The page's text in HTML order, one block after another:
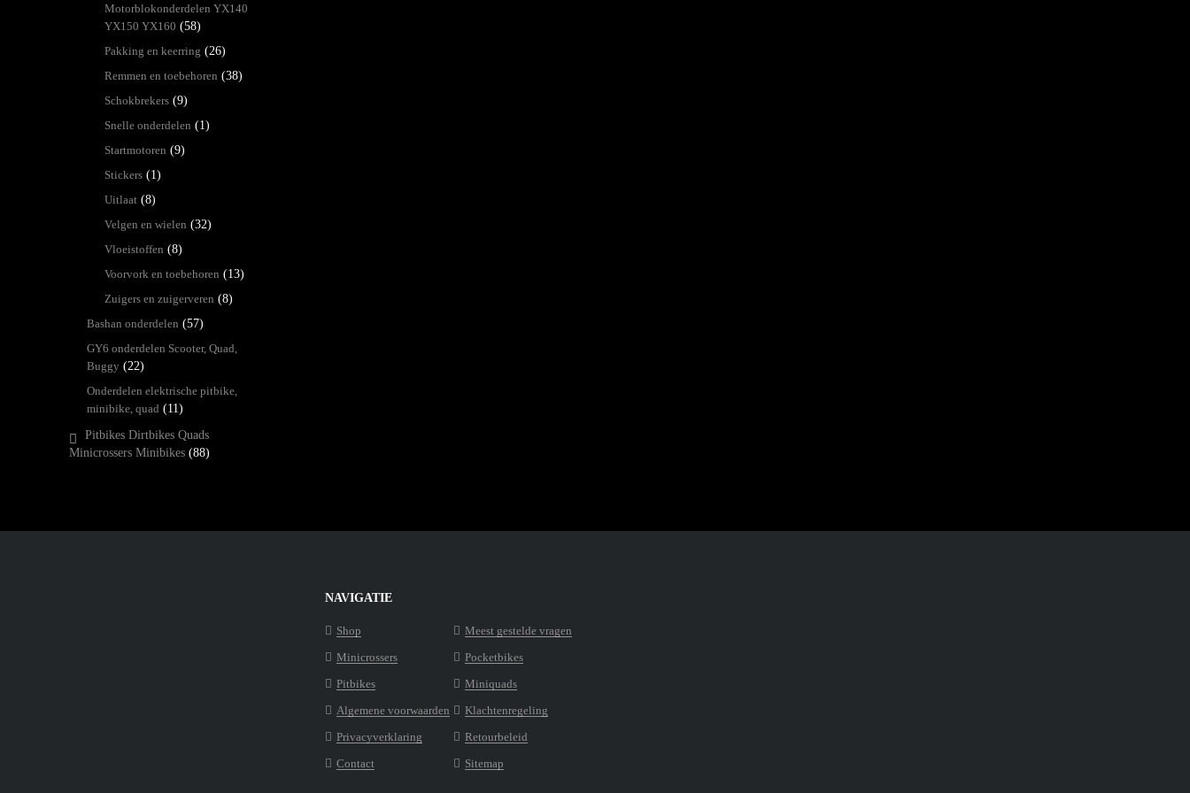
Motorblokonderdelen YX140
YX150 YX160 (58)
Pakking en keerring (26)
Remmen en toebehoren (38)
Schokbrekers (9)
Snelle onderdelen (1)
Startmotoren (9)
Stickers (1)
Uitlaat (8)
Velgen en wielen (32)
Vloeistoffen (8)
Voorvork en toebehoren (13)
Zuigers en zuigerveren (8)
Bashan onderdelen (57)
GY6 onderdelen Scooter, Quad,
Buggy (22)
Onderdelen elektrische pitbike,
minibike, quad (11)
Pitbikes Dirtbikes Quads
Minicrossers Minibikes (88)
NAVIGATIE
Shop
Meest gestelde vragen
Minicrossers
Pocketbikes
Pitbikes
Miniquads
Algemene voorwaarden
Klachtenregeling
Privacyverklaring
Retourbeleid
Contact
Sitemap